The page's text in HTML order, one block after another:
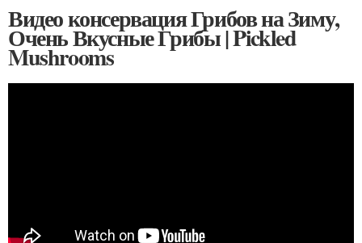
Видео консервация Грибов на Зиму,
Очень Вкусные Грибы | Pickled
Mushrooms